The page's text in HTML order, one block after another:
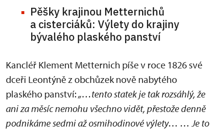
Pěšky krajinou Metternichů
a cisterciáků: Výlety do krajiny
bývalého plaského panství
Kancléř Klement Metternich píše v roce 1826 své
dceři Leontýně z obchůzek nově nabytého
plaského panství:„…tento statek je tak rozsáhlý, že
ani za měsíc nemohu všechno vidět, přestože denně
podnikáme sedmi až osmihodinové výlety… … Je to